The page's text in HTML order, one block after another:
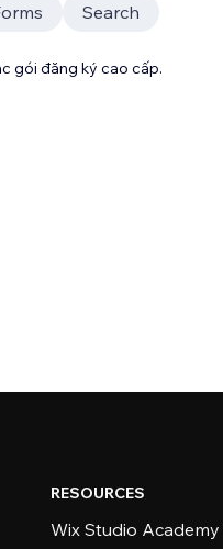
Search
gói đăng ký cao cấp.
RESOURCES
Wix Studio Academy